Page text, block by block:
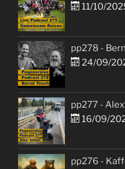
11/10/
pp278 -
24/09/
pp277 -
16/09/
pp276 -